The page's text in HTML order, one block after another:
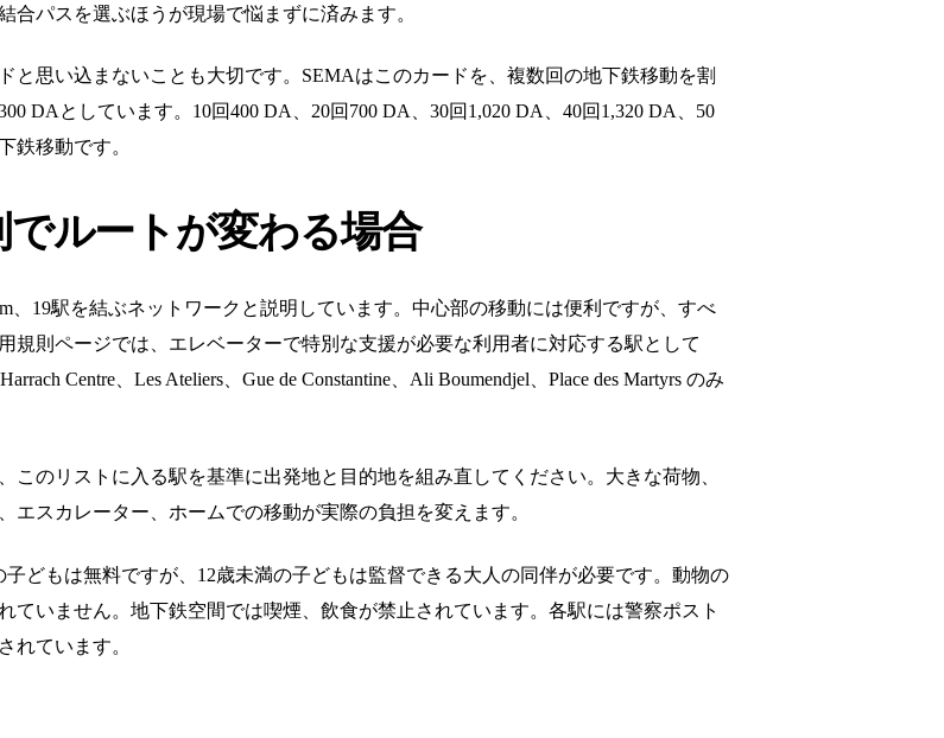
パスを選ぶほうが現場で悩まずに済みます。
と思い込まないことも大切です。SEMAはこのカードを、複数回の地下鉄移動を割
DAとしています。10回400 DA、20回700 DA、30回1,020 DA、40回1,320 DA、50
鉄移動です。
ルートが変わる場合
、19駅を結ぶネットワークと説明しています。中心部の移動には便利ですが、すべ
規則ページでは、エレベーターで特別な支援が必要な利用者に対応する駅として
Centre、Les Ateliers、Gue de Constantine、Ali Boumendjel、Place des Martyrs のみ
のリストに入る駅を基準に出発地と目的地を組み直してください。大きな荷物、
スカレーター、ホームでの移動が実際の負担を変えます。
どもは無料ですが、12歳未満の子どもは監督できる大人の同伴が必要です。動物の
ていません。地下鉄空間では喫煙、飲食が禁止されています。各駅には警察ポスト
れています。